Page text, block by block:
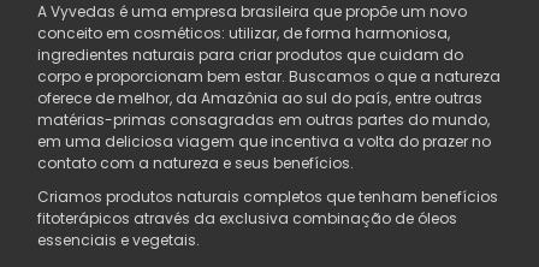
A Vyvedas é uma empresa brasileira que propõe um novo
conceito em cosméticos: utilizar, de forma harmoniosa,
ingredientes naturais para criar produtos que cuidam do
corpo e proporcionam bem estar. Buscamos o que a natureza
oferece de melhor, da Amazônia ao sul do país, entre outras
matérias-primas consagradas em outras partes do mundo,
em uma deliciosa viagem que incentiva a volta do prazer no
contato com a natureza e seus benefícios.
Criamos produtos naturais completos que tenham benefícios
fitoterápicos através da exclusiva combinação de óleos
essenciais e vegetais.